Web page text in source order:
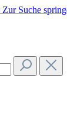
Zur Suche